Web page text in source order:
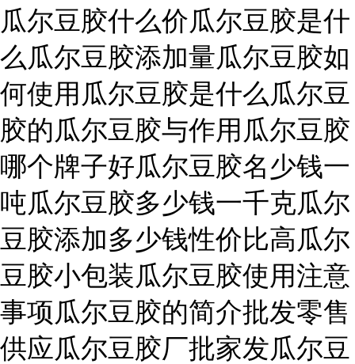
瓜尔豆胶什么价瓜尔豆胶是什
么瓜尔豆胶添加量瓜尔豆胶如
何使用瓜尔豆胶是什么瓜尔豆
胶的瓜尔豆胶与作用瓜尔豆胶
哪个牌子好瓜尔豆胶名少钱一
吨瓜尔豆胶多少钱一千克瓜尔
豆胶添加多少钱性价比高瓜尔
豆胶小包装瓜尔豆胶使用注意
事项瓜尔豆胶的简介批发零售
供应瓜尔豆胶厂批家发瓜尔豆